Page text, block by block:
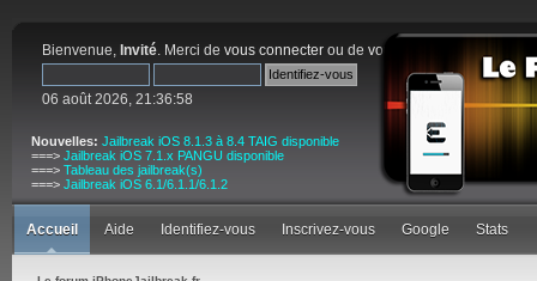
Bienvenue, Invité. Merci de vous connecter ou de vous inscrire
06 août 2026, 21:36:58
Nouvelles: Jailbreak iOS 8.1.3 à 8.4 TAIG disponible
===> Jailbreak iOS 7.1.x PANGU disponible
===> Tableau des jailbreak(s)
===> Jailbreak iOS 6.1/6.1.1/6.1.2
Accueil Aide Identifiez-vous Inscrivez-vous Google Stats